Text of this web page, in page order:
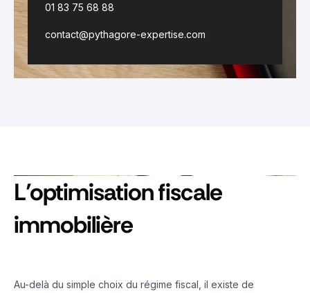
01 83 75 68 88
contact@pythagore-expertise.com
L’optimisation fiscale
immobilière
Au-delà du simple choix du régime fiscal, il existe de